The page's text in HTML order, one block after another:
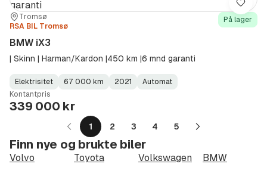
Sted:Tromsø
Forhandler:
RSA BIL Tromsø
På lager
BMW iX3
| Skinn | Harman/Kardon |450 km |6 mnd garanti
Fuel
Type:
Elektrisitet
Kilometerstand:
67 000 km
Model
Year:
2021
Gearbox
Type:
Automat
Kontantpris
339 000 kr
Lagre
1 2 3 4 5
Neste
Finn nye og brukte biler
Volvo Toyota Volkswagen
BMW